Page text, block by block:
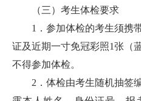
（三）考生体检要求
1．参加体检的考生须携
证及近期一寸免冠彩照1张（
不得参加体检。
2．体检由考生随机抽签